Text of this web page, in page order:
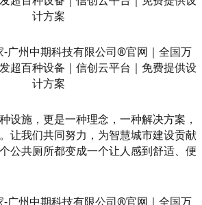
设施，更是一种理念，一种解决方案，
让我们共同努力，为智慧城市建设贡献
公共厕所都变成一个让人感到舒适、便